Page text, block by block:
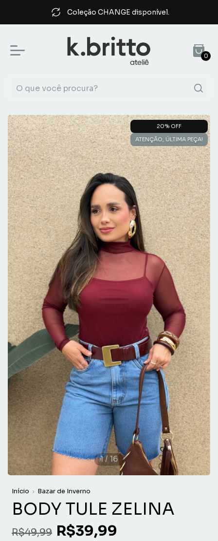
Coleção CHANGE disponível.
0
20% OFF
ATENÇÃO, ÚLTIMA PEÇA!
1/ 16
Início Bazar de Inverno
BODY TULE ZELINA
R$49,99 R$39,99